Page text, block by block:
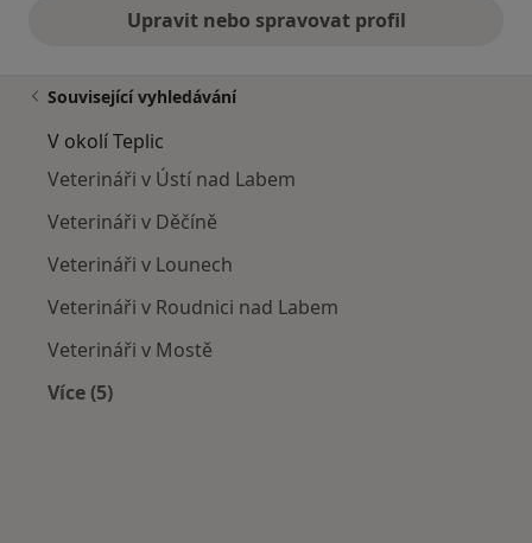
Upravit nebo spravovat profil
Související vyhledávání
V okolí Teplic
Veterináři v Ústí nad Labem
Veterináři v Děčíně
Veterináři v Lounech
Veterináři v Roudnici nad Labem
Veterináři v Mostě
Více (5)